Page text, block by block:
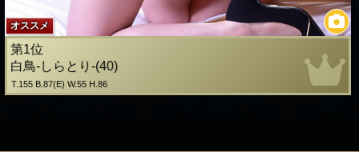
オススメ
第1位
白鳥-しらとり-(40)
T.155 B.87(E) W.55 H.86